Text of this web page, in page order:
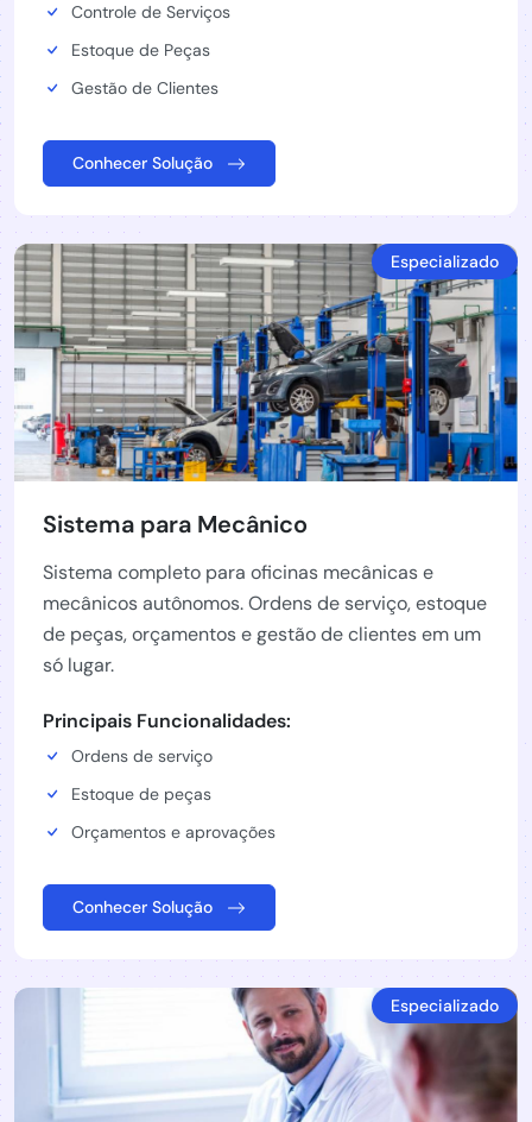
Controle de Serviços
Estoque de Peças
Gestão de Clientes
Conhecer Solução
Especializado
Sistema para Mecânico
Sistema completo para oficinas mecânicas e
mecânicos autônomos. Ordens de serviço, estoque
de peças, orçamentos e gestão de clientes em um
só lugar.
Principais Funcionalidades:
Ordens de serviço
Estoque de peças
Orçamentos e aprovações
Conhecer Solução
Especializado